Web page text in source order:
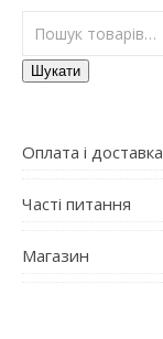
Шукати:
Шукати
Оплата і доставка
Часті питання
Магазин